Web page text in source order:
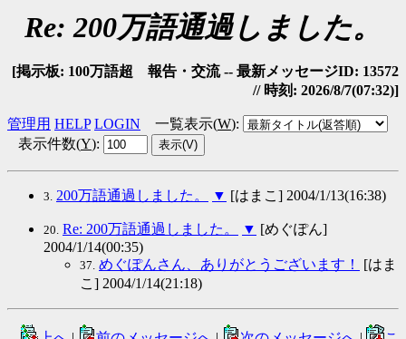
Re: 200万語通過しました。
[掲示板: 100万語超 報告・交流 -- 最新メッセージID: 13572
// 時刻: 2026/8/7(07:32)]
管理用 HELP LOGIN 一覧表示(W):
表示件数(Y):
3. 200万語通過しました。 ▼ [はまこ] 2004/1/13(16:38)
20. Re: 200万語通過しました。 ▼ [めぐぽん]
2004/1/14(00:35)
37. めぐぽんさん、ありがとうございます！
[はま
こ] 2004/1/14(21:18)